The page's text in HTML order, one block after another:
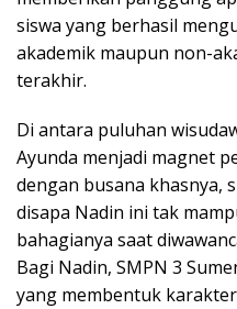
siswa yang berhasil
akademik maupun non-
terakhir.
Di antara puluhan
Ayunda menjadi magnet
dengan busana khasnya,
disapa Nadin ini tak
bahagianya saat
Bagi Nadin, SMPN 3
yang membentuk